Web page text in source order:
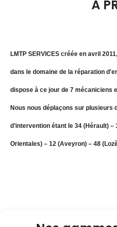
A
LMTP SERVICES créée en avril
dans le domaine de la réparation
dispose à ce jour de 7 mécaniciens
Nous nous déplaçons sur
d’intervention étant le 34 (Hérault) –
Orientales) – 12 (Aveyron) – 48